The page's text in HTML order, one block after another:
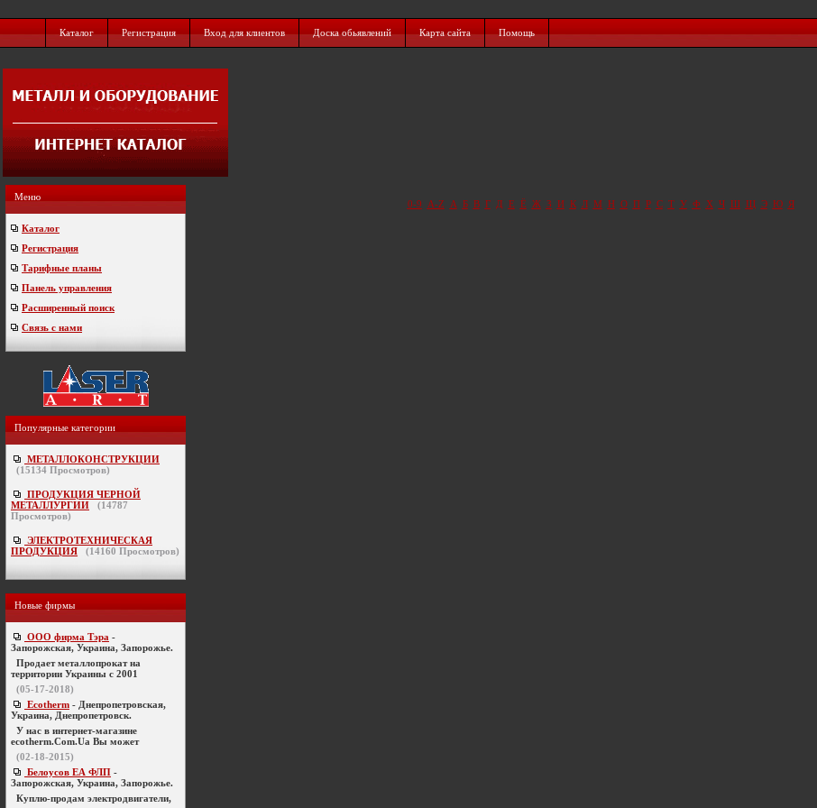
Каталог Регистрация Вход для клиентов Доска обьявлений Карта сайта Помощь
Меню
Каталог
Регистрация
Тарифные планы
Панель управления
Расширенный поиск
Связь с нами
Популярные категории
МЕТАЛЛОКОНСТРУКЦИИ
(15134 Просмотров)
ПРОДУКЦИЯ ЧЕРНОЙ
МЕТАЛЛУРГИИ
(14787
Просмотров)
ЭЛЕКТРОТЕХНИЧЕСКАЯ
ПРОДУКЦИЯ
(14160 Просмотров)
Новые фирмы
ООО фирма Тэра -
Запорожская, Украина, Запорожье.
Продает металлопрокат на
территории Украины с 2001
(05-17-2018)
Ecotherm - Днепропетровская,
Украина, Днепропетровск.
У нас в интернет-магазине
ecotherm.Com.Ua Вы может
(02-18-2015)
Белоусов ЕА ФЛП -
Запорожская, Украина, Запорожье.
Куплю-продам электродвигатели,
0-9 A-Z А Б В Г Д Е Ё Ж З И К Л М Н О П Р С Т У Ф Х Ч Ш Щ Э Ю Я